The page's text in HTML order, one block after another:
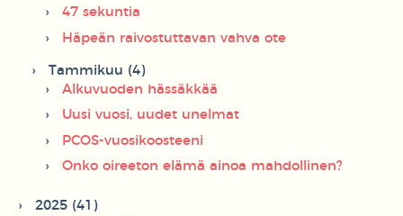
47 sekuntia
Häpeän raivostuttavan vahva ote
Tammikuu (4)
Alkuvuoden hässäkkää
Uusi vuosi, uudet unelmat
PCOS-vuosikoosteeni
Onko oireeton elämä ainoa mahdollinen?
2025 (41)